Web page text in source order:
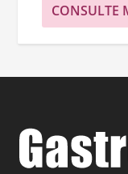
CONSULTE